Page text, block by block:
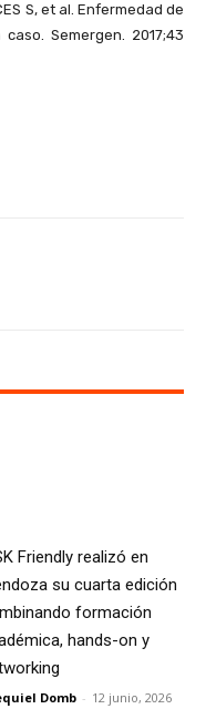
S, et al. Enfermedad de
Semergen. 2017;43
Friendly realizó en
su cuarta edición
formación
hands-on y
Domb - 12 junio, 2026